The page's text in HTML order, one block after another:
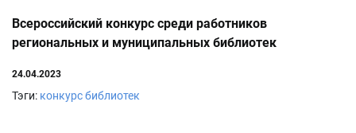
Всероссийский конкурс среди работников
региональных и муниципальных библиотек
24.04.2023
Тэги: конкурс библиотек